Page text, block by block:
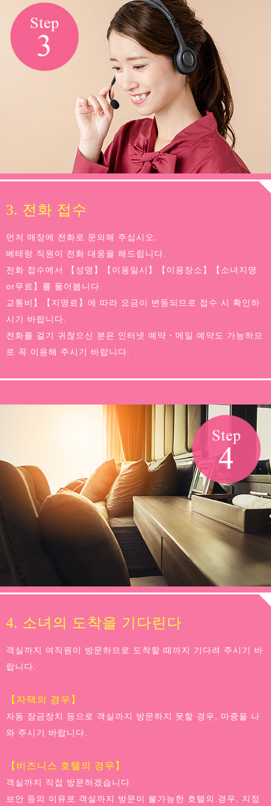
3. 전화 접수
먼저 매장에 전화로 문의해 주십시오.
베테랑 직원이 전화 대응을 해드립니다.
전화 접수에서 【성명】【이용일시】【이용장소】【소녀지명
or무료】를 물어봅니다.
교통비】【지명료】에 따라 요금이 변동되므로 접수 시 확인하
시기 바랍니다.
전화를 걸기 귀찮으신 분은 인터넷 예약・메일 예약도 가능하므
로 꼭 이용해 주시기 바랍니다.
4. 소녀의 도착을 기다린다
객실까지 여직원이 방문하므로 도착할 때까지 기다려 주시기 바
랍니다.
【자택의 경우】
자동 잠금장치 등으로 객실까지 방문하지 못할 경우, 마중을 나
와 주시기 바랍니다.
【비즈니스 호텔의 경우】
객실까지 직접 방문하겠습니다.
보안 등의 이유로 객실까지 방문이 불가능한 호텔의 경우, 지정